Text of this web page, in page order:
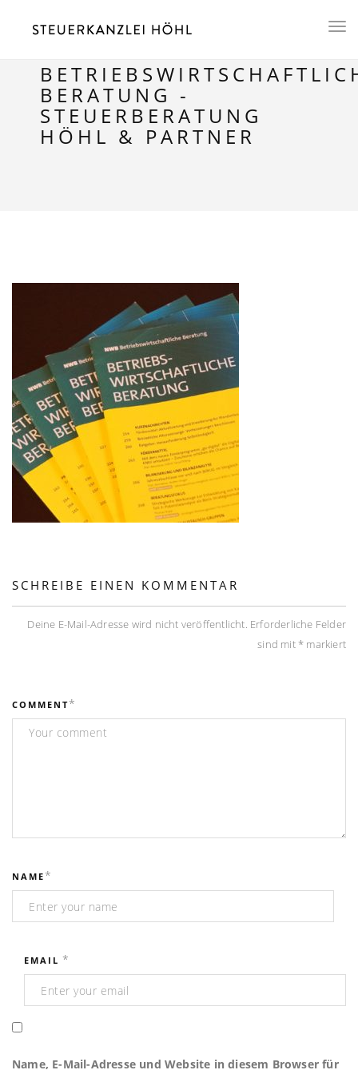
BERATUNG -
STEUERBERATUNG
HÖHL & PARTNER
SCHREIBE EINEN KOMMENTAR
Deine E-Mail-Adresse wird nicht veröffentlicht. Erforderliche Felder
sind mit* markiert
COMMENT*
NAME*
EMAIL *
Name, E-Mail-Adresse und Website in diesem Browser für